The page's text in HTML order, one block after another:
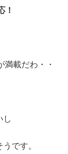
！
載だわ・・
し
です。